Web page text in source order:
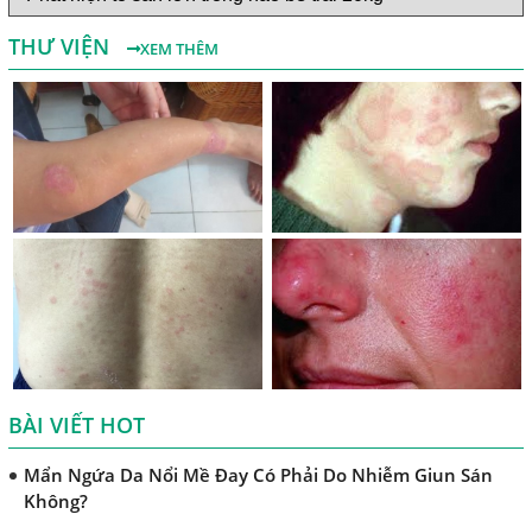
THƯ VIỆN XEM THÊM
BÀI VIẾT HOT
Nguyên Nhân Và Tác Hại Của Bệnh Giun Chỉ Bạch Huyết
Chẩn Đoán Và Điều Trị Bệnh Echinococcus
Những Điều Cần Biết Về Giun Hình Ống
Chẩn Đoán Và Điều Trị Bệnh Amip Ở Não
Bệnh Sán Chó Dấu Hiệu Nhận Biết Và Thời Gian Trị Bệnh
Sán Chó
Trị Bệnh Sán Chó Có Khỏi Bệnh Ngứa Da Không?
TRIỆU CHỨNG GIUN SÁN CHÓ MÈO
Khi Trẻ Bị Dị Ứng Da Cần Làm Xét Nghiệm Gì Tìm Nguyên
Nhân Dị Ứng Da
Điều trị bệnh sán lá gan ở đâu?
Mẩn Ngứa Da Nổi Mề Đay Có Phải Do Nhiễm Giun Sán
Không?